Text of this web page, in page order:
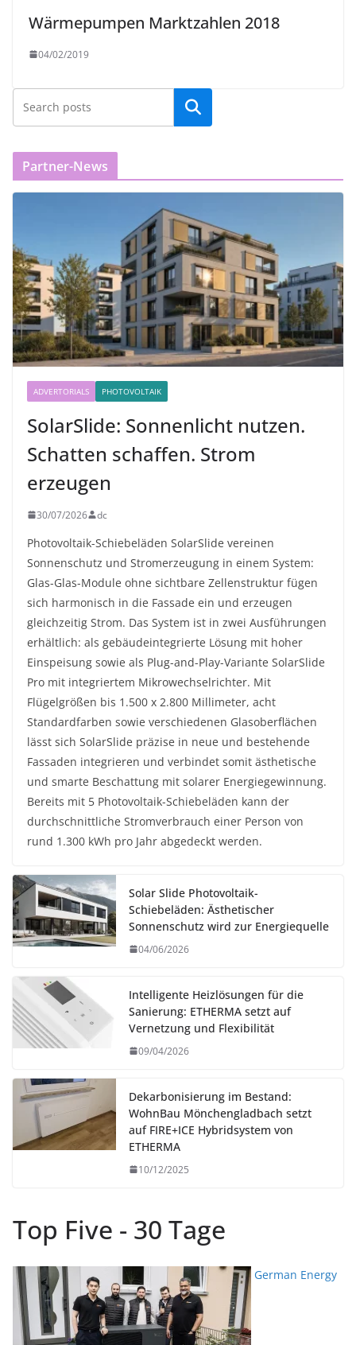
Wärmepumpen Marktzahlen 2018
04/02/2019
Partner-News
ADVERTORIALS PHOTOVOLTAIK
SolarSlide: Sonnenlicht nutzen.
Schatten schaffen. Strom
erzeugen
30/07/2026 dc
Photovoltaik-Schiebeläden SolarSlide vereinen
Sonnenschutz und Stromerzeugung in einem System:
Glas-Glas-Module ohne sichtbare Zellenstruktur fügen
sich harmonisch in die Fassade ein und erzeugen
gleichzeitig Strom. Das System ist in zwei Ausführungen
erhältlich: als gebäudeintegrierte Lösung mit hoher
Einspeisung sowie als Plug-and-Play-Variante SolarSlide
Pro mit integriertem Mikrowechselrichter. Mit
Flügelgrößen bis 1.500 x 2.800 Millimeter, acht
Standardfarben sowie verschiedenen Glasoberflächen
lässt sich SolarSlide präzise in neue und bestehende
Fassaden integrieren und verbindet somit ästhetische
und smarte Beschattung mit solarer Energiegewinnung.
Bereits mit 5 Photovoltaik-Schiebeläden kann der
durchschnittliche Stromverbrauch einer Person von
rund 1.300 kWh pro Jahr abgedeckt werden.
Solar Slide Photovoltaik-
Schiebeläden: Ästhetischer
Sonnenschutz wird zur Energiequelle
04/06/2026
Intelligente Heizlösungen für die
Sanierung: ETHERMA setzt auf
Vernetzung und Flexibilität
09/04/2026
Dekarbonisierung im Bestand:
WohnBau Mönchengladbach setzt
auf FIRE+ICE Hybridsystem von
ETHERMA
10/12/2025
Top Five - 30 Tage
German Energy